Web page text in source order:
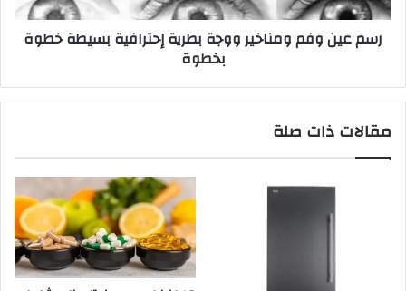
رسم عين وفم ومناخير ووجة بطرية إحترافية بسيطة خطوة
بخطوة
مقالات ذات صلة